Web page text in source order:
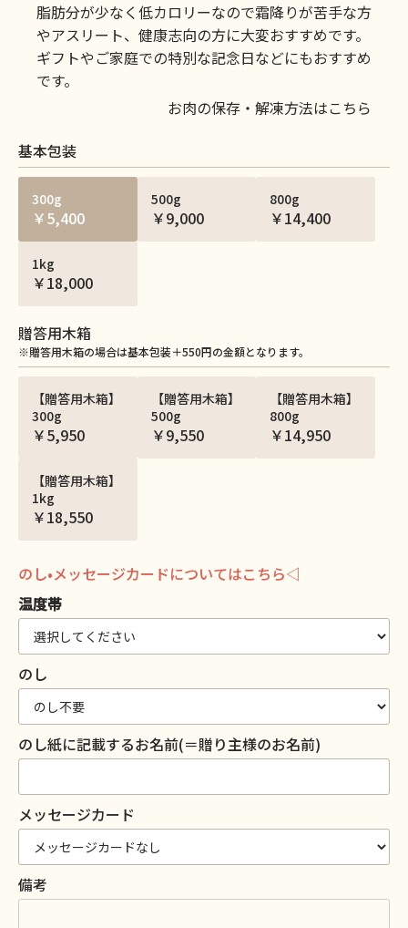
脂肪分が少なく低カロリーなので霜降りが苦手な方
やアスリート、健康志向の方に大変おすすめです。
ギフトやご家庭での特別な記念日などにもおすすめ
です。
お肉の保存・解凍方法はこちら
基本包装
300g
￥5,400
500g
￥9,000
800g
￥14,400
1kg
￥18,000
贈答用木箱
※贈答用木箱の場合は基本包装＋550円の金額となります。
【贈答用木箱】
300g
￥5,950
【贈答用木箱】
500g
￥9,550
【贈答用木箱】
800g
￥14,950
【贈答用木箱】
1kg
￥18,550
のし•メッセージカードについてはこちら◁
温度帯
のし
のし紙に記載するお名前(＝贈り主様のお名前)
メッセージカード
備考